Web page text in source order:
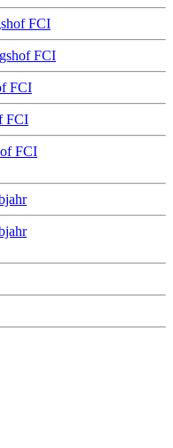
FCI
FCI
FCI
FCI
FCI